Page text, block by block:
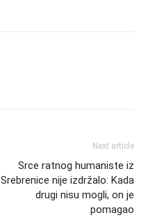
Next article
Srce ratnog humaniste iz
Srebrenice nije izdržalo: Kada
drugi nisu mogli, on je
pomagao